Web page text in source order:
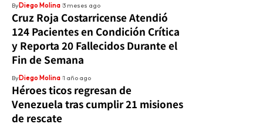
ByDiego Molina 3 meses ago
Cruz Roja Costarricense Atendió
124 Pacientes en Condición Crítica
y Reporta 20 Fallecidos Durante el
Fin de Semana
ByDiego Molina 1 año ago
Héroes ticos regresan de
Venezuela tras cumplir 21 misiones
de rescate